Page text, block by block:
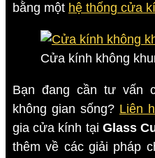
bằng một hệ thống cửa
Cửa kính không
Bạn đang cần tư vấn
không gian sống? Liên
gia cửa kính tại Glass
thêm về các giải pháp